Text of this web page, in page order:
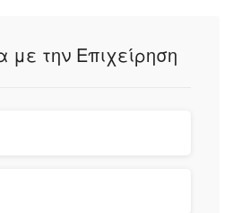
με την Επιχείρηση